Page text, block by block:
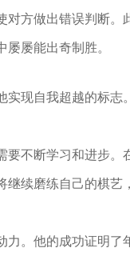
方做出错误判断。
屡能出奇制胜。
现自我超越的标志
不断学习和进步。
续磨练自己的棋艺
。他的成功证明了